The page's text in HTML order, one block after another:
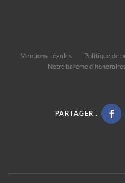
Mentions Légales Politique de
Notre barème d'honoraires
PARTAGER :